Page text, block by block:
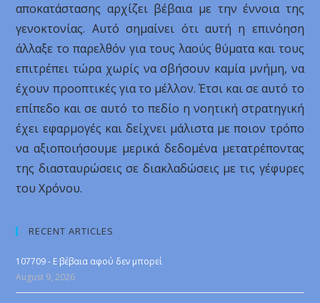
αποκατάστασης αρχίζει βέβαια με την έννοια της
γενοκτονίας. Αυτό σημαίνει ότι αυτή η επινόηση
άλλαξε το παρελθόν για τους λαούς θύματα και τους
επιτρέπει τώρα χωρίς να σβήσουν καμία μνήμη, να
έχουν προοπτικές για το μέλλον. Έτσι και σε αυτό το
επίπεδο και σε αυτό το πεδίο η νοητική στρατηγική
έχει εφαρμογές και δείχνει μάλιστα με ποιον τρόπο
να αξιοποιήσουμε μερικά δεδομένα μετατρέποντας
της διασταυρώσεις σε διακλαδώσεις με τις γέφυρες
του Χρόνου.
RECENT ARTICLES
107709 - Ε βέβαια αφού δεν μπορεί
August 9, 2026